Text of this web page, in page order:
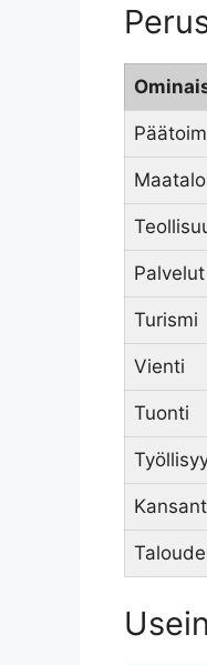
Palvelut
Turismi
Vienti
Tuonti